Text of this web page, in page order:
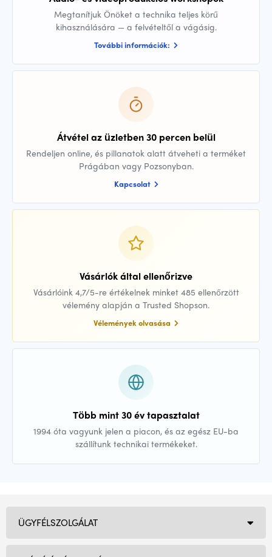
Megtanítjuk Önöket a technika teljes körű
kihasználására — a felvételtől a vágásig.
További információk:
Átvétel az üzletben 30 percen belül
Rendeljen online, és pillanatok alatt átveheti a terméket
Prágában vagy Pozsonyban.
Kapcsolat
Vásárlók által ellenőrizve
Vásárlóink 4,7/5-re értékelnek minket 485 ellenőrzött
vélemény alapján a Trusted Shopson.
Vélemények olvasása
Több mint 30 év tapasztalat
1994 óta vagyunk jelen a piacon, és az egész EU-ba
szállítunk technikai termékeket.
ÜGYFÉLSZOLGÁLAT